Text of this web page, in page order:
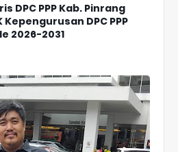
DPC PPP Kab. Pinrang
DPC PPP
2026-2031